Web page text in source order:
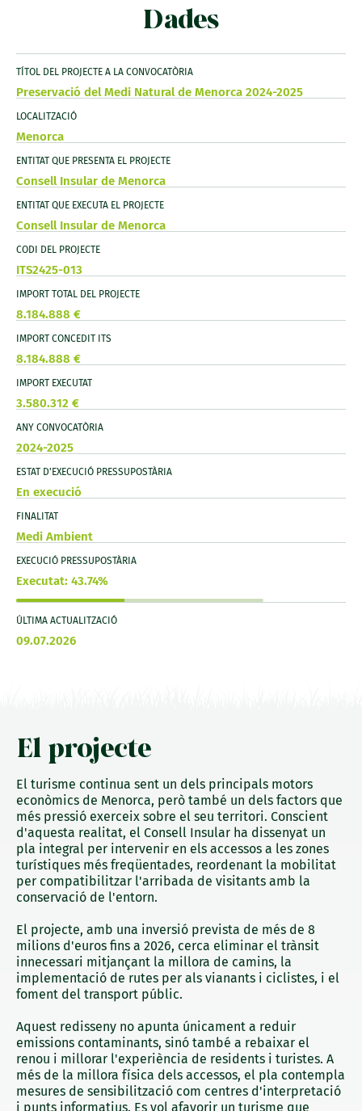
Dades
TÍTOL DEL PROJECTE A LA CONVOCATÒRIA
Preservació del Medi Natural de Menorca 2024-2025
LOCALITZACIÓ
Menorca
ENTITAT QUE PRESENTA EL PROJECTE
Consell Insular de Menorca
ENTITAT QUE EXECUTA EL PROJECTE
Consell Insular de Menorca
CODI DEL PROJECTE
ITS2425-013
IMPORT TOTAL DEL PROJECTE
8.184.888 €
IMPORT CONCEDIT ITS
8.184.888 €
IMPORT EXECUTAT
3.580.312 €
ANY CONVOCATÒRIA
2024-2025
ESTAT D'EXECUCIÓ PRESSUPOSTÀRIA
En execució
FINALITAT
Medi Ambient
EXECUCIÓ PRESSUPOSTÀRIA
Executat: 43.74%
ÚLTIMA ACTUALITZACIÓ
09.07.2026
El projecte
El turisme continua sent un dels principals motors
econòmics de Menorca, però també un dels factors que
més pressió exerceix sobre el seu territori. Conscient
d'aquesta realitat, el Consell Insular ha dissenyat un
pla integral per intervenir en els accessos a les zones
turístiques més freqüentades, reordenant la mobilitat
per compatibilitzar l'arribada de visitants amb la
conservació de l'entorn.
El projecte, amb una inversió prevista de més de 8
milions d'euros fins a 2026, cerca eliminar el trànsit
innecessari mitjançant la millora de camins, la
implementació de rutes per als vianants i ciclistes, i el
foment del transport públic.
Aquest redisseny no apunta únicament a reduir
emissions contaminants, sinó també a rebaixar el
renou i millorar l'experiència de residents i turistes. A
més de la millora física dels accessos, el pla contempla
mesures de sensibilització com centres d'interpretació
i punts informatius. Es vol afavorir un turisme que